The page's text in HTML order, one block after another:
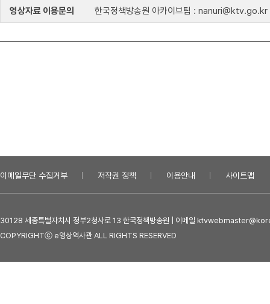
영상자료 이용문의 한국정책방송원 아카이브팀 : nanuri@ktv.go.kr
이메일무단 수집거부 저작권 정책 이용안내 사이트맵
30128 세종특별자치시 정부2청사로 13 한국정책방송원 | 이메일
COPYRIGHTⓒ e영상역사관 ALL RIGHTS RESERVED